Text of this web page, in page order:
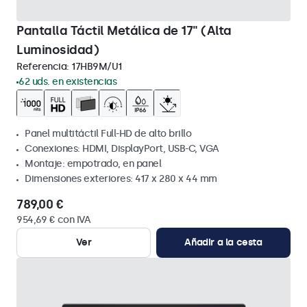
Pantalla Táctil Metálica de 17" (Alta
Luminosidad)
Referencia: 17HB9M/U1
62 uds. en existencias
Panel multitáctil Full-HD de alto brillo
Conexiones: HDMI, DisplayPort, USB-C, VGA
Montaje: empotrado, en panel
Dimensiones exteriores: 417 x 280 x 44 mm
789,00 €
954,69 € con IVA
Ver
Añadir a la cesta